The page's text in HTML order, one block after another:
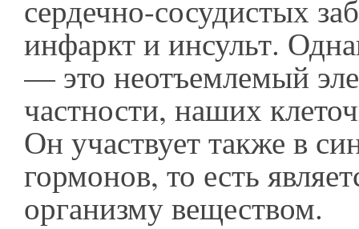
сердечно-сосудистых
инфаркт и инсульт.
— это неотъемлемый
частности, наших
Он участвует также в
гормонов, то есть
организму веществом.